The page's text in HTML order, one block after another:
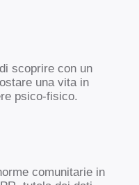
scoprire con un
una vita in
psico-fisico.
comunitarie in